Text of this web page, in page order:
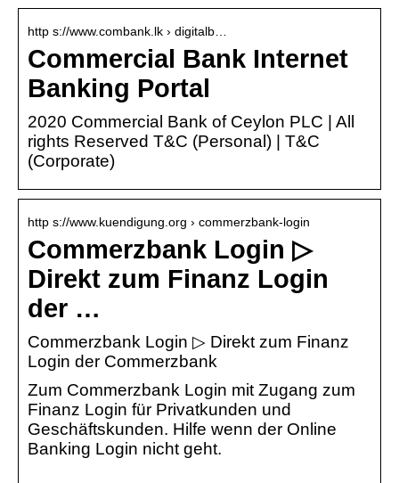
http s://www.combank.lk › digitalb…
Commercial Bank Internet
Banking Portal
2020 Commercial Bank of Ceylon PLC | All
rights Reserved T&C (Personal) | T&C
(Corporate)
http s://www.kuendigung.org › commerzbank-login
Commerzbank Login ▷
Direkt zum Finanz Login
der …
Commerzbank Login ▷ Direkt zum Finanz
Login der Commerzbank
Zum Commerzbank Login mit Zugang zum
Finanz Login für Privatkunden und
Geschäftskunden. Hilfe wenn der Online
Banking Login nicht geht.